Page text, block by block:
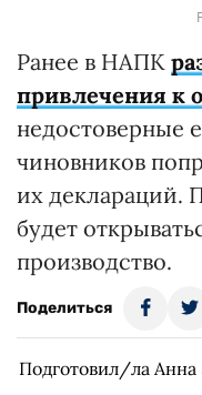
Ранее в НАПК
привлечения к
недостоверные
чиновников
их деклараций.
будет
производство.
Поделиться
Подготовил/ла Анна